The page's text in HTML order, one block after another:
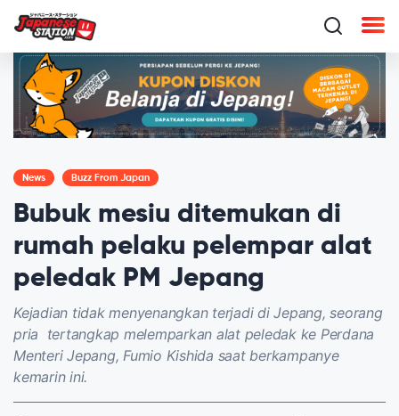
News Buzz From Japan
Bubuk mesiu ditemukan di
rumah pelaku pelempar alat
peledak PM Jepang
Kejadian tidak menyenangkan terjadi di Jepang, seorang
pria tertangkap melemparkan alat peledak ke Perdana
Menteri Jepang, Fumio Kishida saat berkampanye
kemarin ini.